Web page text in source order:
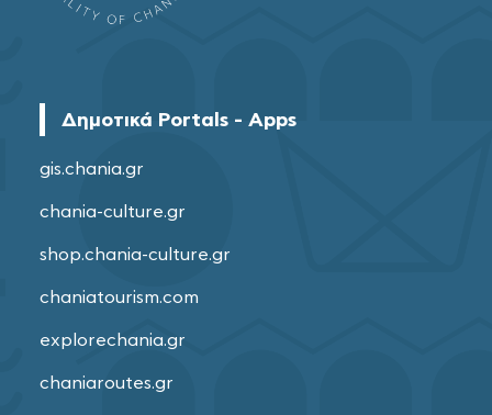
Δημοτικά Portals - Apps
gis.chania.gr
chania-culture.gr
shop.chania-culture.gr
chaniatourism.com
explorechania.gr
chaniaroutes.gr